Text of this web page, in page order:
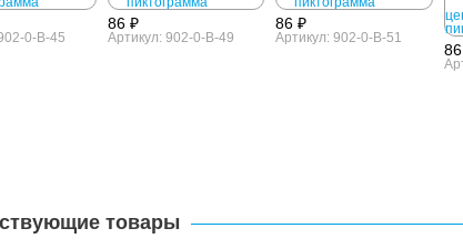
0-B-45
86 ₽
Артикул: 902-0-B-49
86 ₽
Артикул: 902-0-B-51
товары